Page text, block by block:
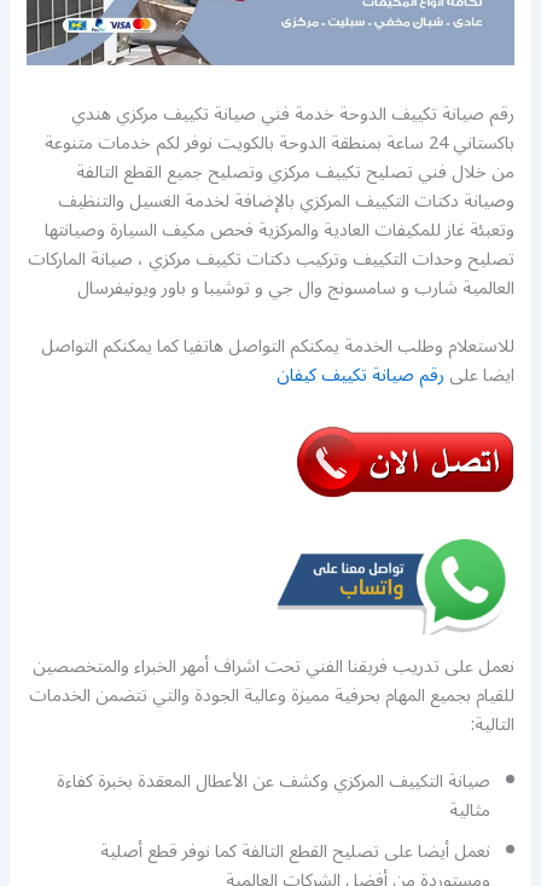
رقم صيانة تكييف الدوحة خدمة فني صيانة تكييف مركزي هندي
باكستاني 24 ساعة بمنطقة الدوحة بالكويت نوفر لكم خدمات متنوعة
من خلال فني تصليح تكييف مركزي وتصليح جميع القطع التالفة
وصيانة دكتات التكييف المركزي بالإضافة لخدمة الغسيل والتنظيف
وتعبئة غاز للمكيفات العادية والمركزية فحص مكيف السيارة وصيانتها
تصليح وحدات التكييف وتركيب دكتات تكييف مركزي ، صيانة الماركات
العالمية شارب و سامسونج وال جي و توشيبا و باور ويونيفرسال
للاستعلام وطلب الخدمة يمكنكم التواصل هاتفيا كما يمكنكم التواصل
ايضا علىرقم صيانة تكييف كيفان
نعمل على تدريب فريقنا الفني تحت اشراف أمهر الخبراء والمتخصصين
للقيام بجميع المهام بحرفية مميزة وعالية الجودة والتي تتضمن الخدمات
التالية:
صيانة التكييف المركزي وكشف عن الأعطال المعقدة بخبرة كفاءة
مثالية
نعمل أيضا على تصليح القطع التالفة كما نوفر قطع أصلية